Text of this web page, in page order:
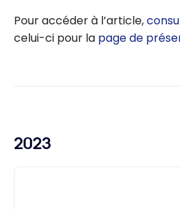
Pour accéder à l’article,
celui-ci pour la page de
2023